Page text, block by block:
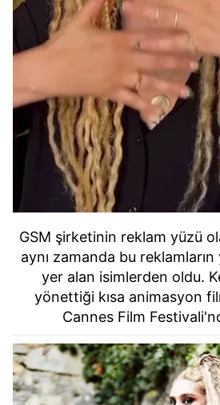
GSM şirketinin reklam yüzü
aynı zamanda bu
yer alan isimlerden oldu.
yönettiği kısa animasyon
Cannes Film